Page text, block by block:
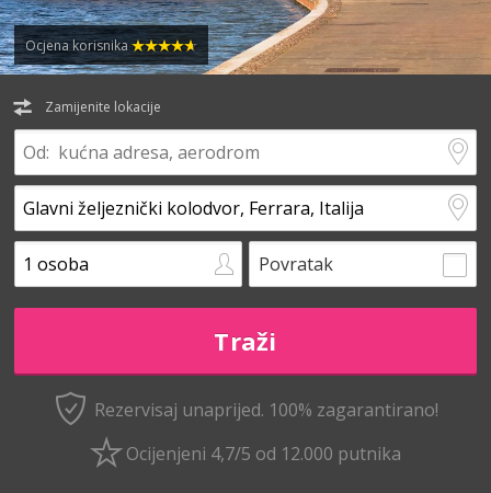
Ocjena korisnika
Zamijenite lokacije
Povratak
Rezervisaj unaprijed. 100% zagarantirano!
Ocijenjeni 4,7/5 od 12.000 putnika